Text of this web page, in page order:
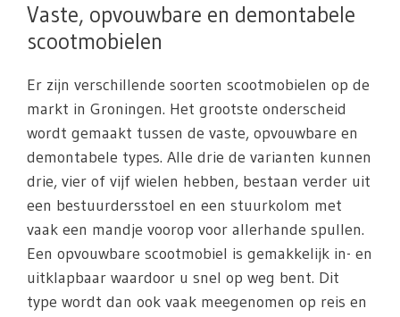
Vaste, opvouwbare en demontabele
scootmobielen
Er zijn verschillende soorten scootmobielen op de
markt in Groningen. Het grootste onderscheid
wordt gemaakt tussen de vaste, opvouwbare en
demontabele types. Alle drie de varianten kunnen
drie, vier of vijf wielen hebben, bestaan verder uit
een bestuurdersstoel en een stuurkolom met
vaak een mandje voorop voor allerhande spullen.
Een opvouwbare scootmobiel is gemakkelijk in- en
uitklapbaar waardoor u snel op weg bent. Dit
type wordt dan ook vaak meegenomen op reis en